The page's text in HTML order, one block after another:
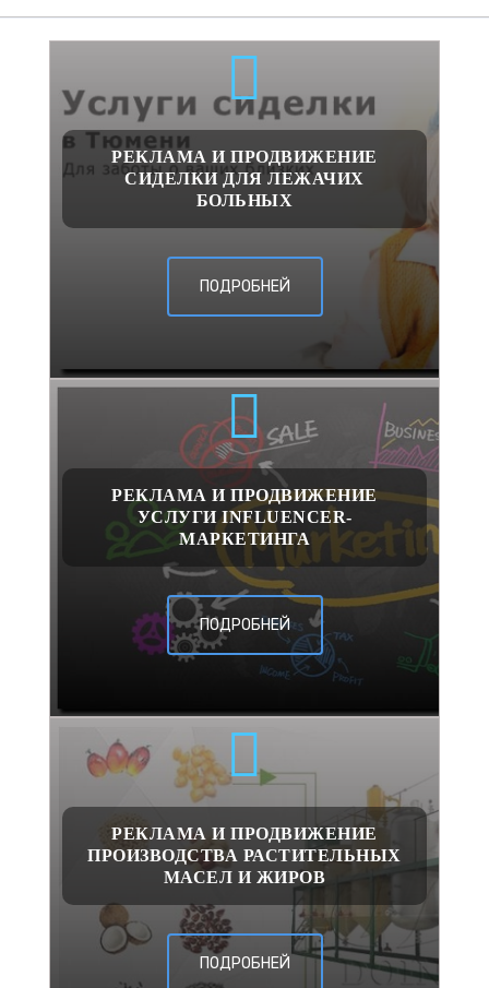
РЕКЛАМА И ПРОДВИЖЕНИЕ
СИДЕЛКИ ДЛЯ ЛЕЖАЧИХ
БОЛЬНЫХ
ПОДРОБНЕЙ
РЕКЛАМА И ПРОДВИЖЕНИЕ
УСЛУГИ INFLUENCER-
МАРКЕТИНГА
ПОДРОБНЕЙ
РЕКЛАМА И ПРОДВИЖЕНИЕ
ПРОИЗВОДСТВА РАСТИТЕЛЬНЫХ
МАСЕЛ И ЖИРОВ
ПОДРОБНЕЙ